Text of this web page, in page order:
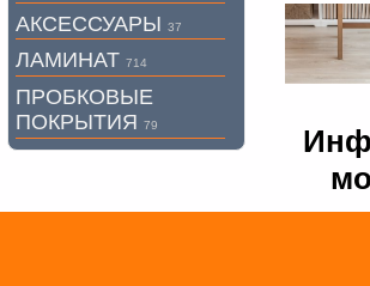
АКСЕССУАРЫ 37
ЛАМИНАТ 714
ПРОБКОВЫЕ
ПОКРЫТИЯ 79